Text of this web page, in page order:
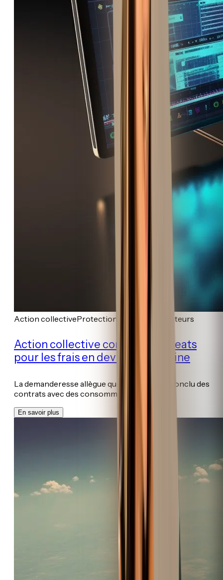
Action collectiveProtection des consommateurs
Action collective contre Vivid Seats
pour les frais en devise américaine
La demanderesse allègue que Vivid Seats a conclu des
contrats avec des consommateurs ...
En savoir plus